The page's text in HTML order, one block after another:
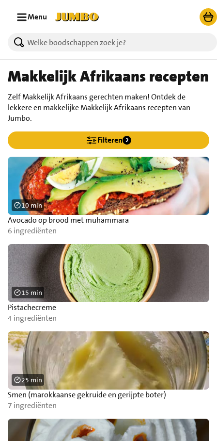
Menu
Makkelijk Afrikaans recepten
Zelf Makkelijk Afrikaans gerechten maken! Ontdek de
lekkere en makkelijke Makkelijk Afrikaans recepten van
Jumbo.
Filteren 2
Avocado op brood met muhammara
6 ingrediënten
10 min
Pistachecreme
4 ingrediënten
15 min
Smen (marokkaanse gekruide en gerijpte boter)
7 ingrediënten
25 min